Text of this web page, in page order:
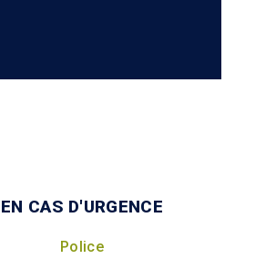
EN CAS D'URGENCE
Police